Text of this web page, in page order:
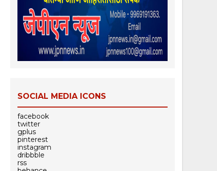
SOCIAL MEDIA ICONS
facebook
twitter
gplus
pinterest
instagram
dribbble
rss